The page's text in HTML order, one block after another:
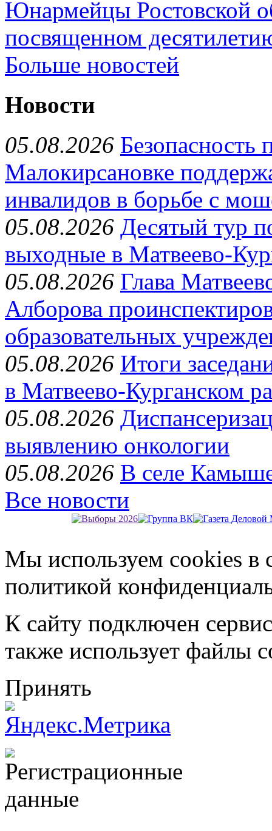
Юнармейцы Ростовской
посвященном
Больше новостей
Новости
05.08.2026 Безопасность
Малокирсановке
инвалидов в борьбе с
05.08.2026 Десятый тур
выходные в Матвеево-
05.08.2026 Глава
Алборова
образовательных
05.08.2026 Итоги
в Матвеево-Курганском
05.08.2026
выявлению онкологии
05.08.2026 В селе
Все новости
Мы используем cookies в
политикой
К сайту подключен
также использует файлы
Принять